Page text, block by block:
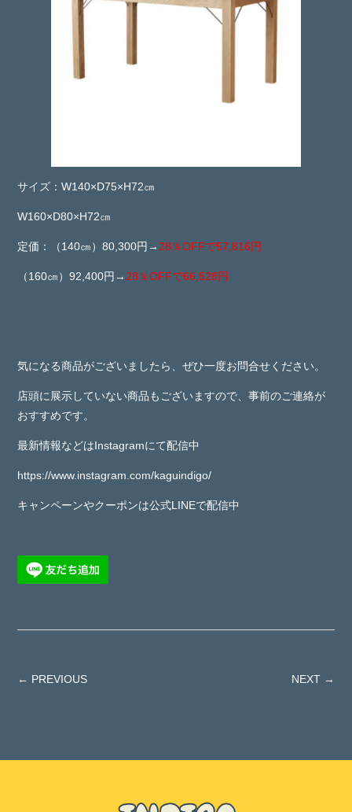
サイズ：W140×D75×H72㎝
W160×D80×H72㎝
定価：（140㎝）80,300円→ 28％OFFで57,816円
（160㎝）92,400円→ 28％OFFで66,528円
気になる商品がございましたら、ぜひ一度お問合せください。
店頭に展示していない商品もございますので、事前のご連絡が
おすすめです。
最新情報などはInstagramにて配信中
https://www.instagram.com/kaguindigo/
キャンペーンやクーポンは公式LINEで配信中
← PREVIOUS NEXT →